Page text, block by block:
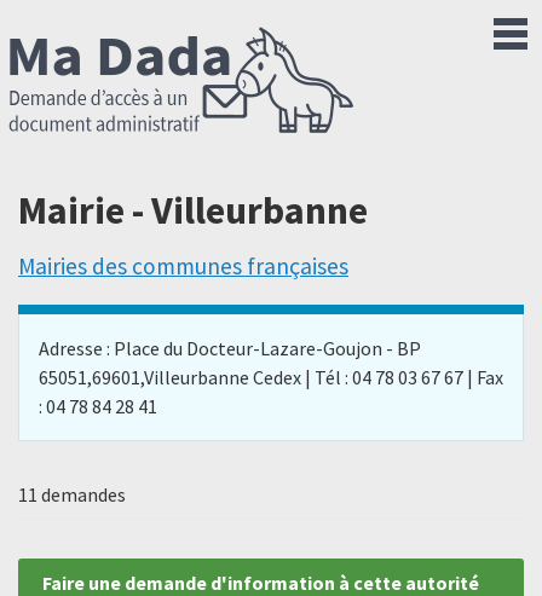
Mairie - Villeurbanne
Mairies des communes françaises
Adresse : Place du Docteur-Lazare-Goujon - BP
65051,69601,Villeurbanne Cedex | Tél : 04 78 03 67 67 | Fax
: 04 78 84 28 41
11 demandes
Faire une demande d'information à cette autorité